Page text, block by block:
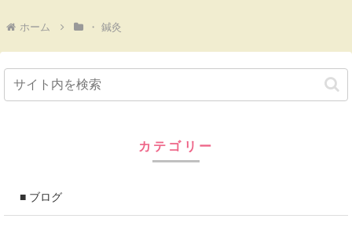
ホーム ・ 鍼灸
カテゴリー
■ ブログ